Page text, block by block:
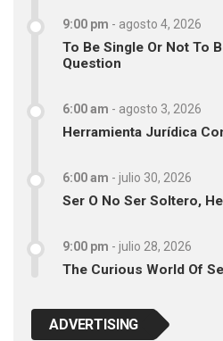
9:00 pm - agosto 4, 2026
To Be Single Or Not To
Question
6:00 am - agosto 3, 2026
Herramienta Jurídica
6:00 am - julio 30, 2026
Ser O No Ser Soltero,
9:00 pm - julio 28, 2026
The Curious World Of
ADVERTISING